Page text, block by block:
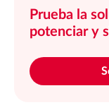
Prueba la
potenciar y